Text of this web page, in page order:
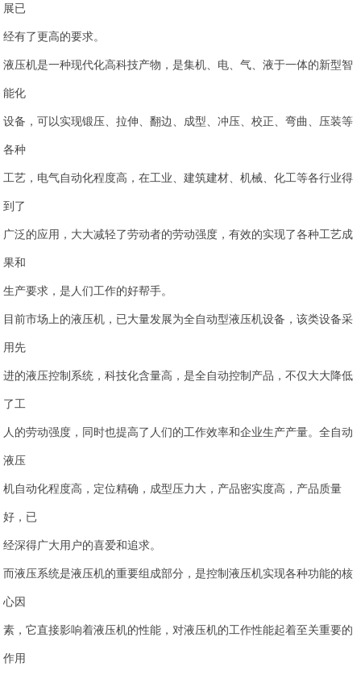
展已
经有了更高的要求。
液压机是一种现代化高科技产物，是集机、电、气、液于一体的新型智
能化
设备，可以实现锻压、拉伸、翻边、成型、冲压、校正、弯曲、压装等
各种
工艺，电气自动化程度高，在工业、建筑建材、机械、化工等各行业得
到了
广泛的应用，大大减轻了劳动者的劳动强度，有效的实现了各种工艺成
果和
生产要求，是人们工作的好帮手。
目前市场上的液压机，已大量发展为全自动型液压机设备，该类设备采
用先
进的液压控制系统，科技化含量高，是全自动控制产品，不仅大大降低
了工
人的劳动强度，同时也提高了人们的工作效率和企业生产产量。全自动
液压
机自动化程度高，定位精确，成型压力大，产品密实度高，产品质量
好，已
经深得广大用户的喜爱和追求。
而液压系统是液压机的重要组成部分，是控制液压机实现各种功能的核
心因
素，它直接影响着液压机的性能，对液压机的工作性能起着至关重要的
作用